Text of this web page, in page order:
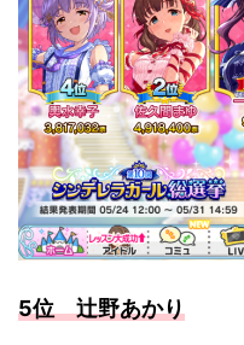
5位 辻野あかり